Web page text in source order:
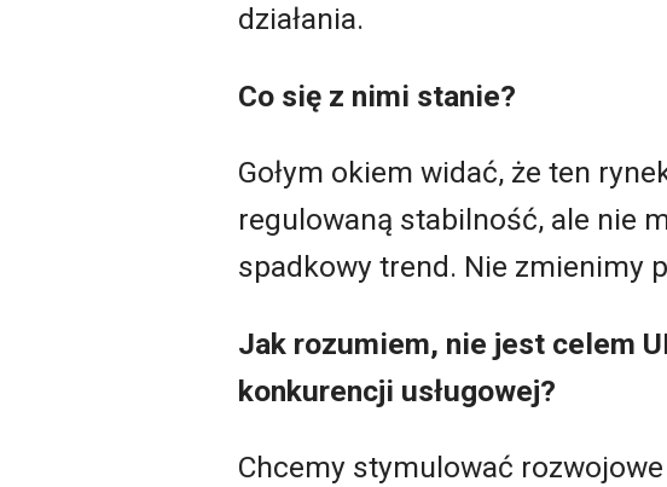
działania.
Co się z nimi stanie?
Gołym okiem widać, że ten
regulowaną stabilność, ale nie
spadkowy trend. Nie zmienimy
Jak rozumiem, nie jest celem
konkurencji usługowej?
Chcemy stymulować